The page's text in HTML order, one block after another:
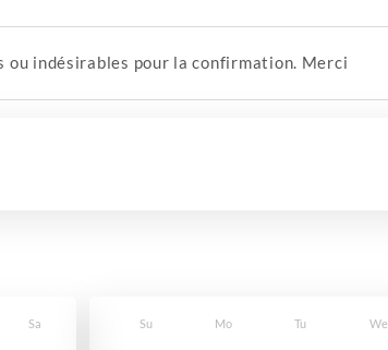
ou indésirables pour la confirmation. Merci
Sa Su Mo Tu We